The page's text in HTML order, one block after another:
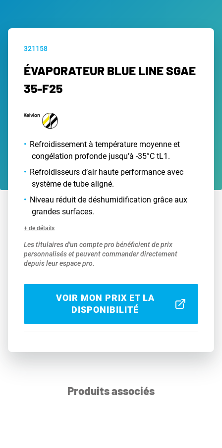
321158
ÉVAPORATEUR BLUE LINE SGAE
35-F25
Refroidissement à température moyenne et
congélation profonde jusqu’à -35°C tL1.
Refroidisseurs d’air haute performance avec
système de tube aligné.
Niveau réduit de déshumidification grâce aux
grandes surfaces.
+ de détails
Les titulaires d'un compte pro bénéficient de prix
personnalisés et peuvent commander directement
depuis leur espace pro.
VOIR MON PRIX ET LA
DISPONIBILITÉ
Produits associés